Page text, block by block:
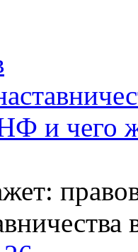
и чего